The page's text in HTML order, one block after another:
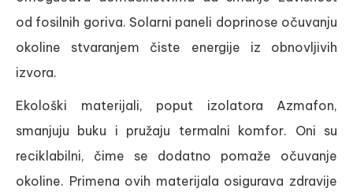
od fosilnih goriva. Solarni paneli doprinose očuvanju
okoline stvaranjem čiste energije iz obnovljivih
izvora.
Ekološki materijali, poput izolatora Azmafon,
smanjuju buku i pružaju termalni komfor. Oni su
reciklabilni, čime se dodatno pomaže očuvanje
okoline. Primena ovih materijala osigurava zdravije